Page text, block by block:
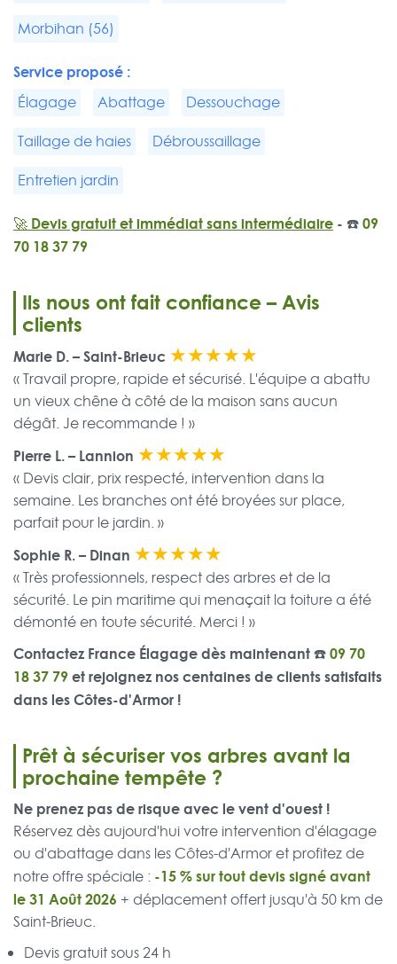
Morbihan (56)
Service proposé :
Élagage Abattage
Dessouchage
Taillage de haies
Débroussaillage
Entretien jardin
🚀 Devis gratuit et immédiat sans intermédiaire - ☎️09
70 18 37 79
Ils nous ont fait confiance – Avis
clients
Marie D. – Saint-Brieuc ★★★★★
« Travail propre, rapide et sécurisé. L'équipe a abattu
un vieux chêne à côté de la maison sans aucun
dégât. Je recommande ! »
Pierre L. – Lannion ★★★★★
« Devis clair, prix respecté, intervention dans la
semaine. Les branches ont été broyées sur place,
parfait pour le jardin. »
Sophie R. – Dinan ★★★★★
« Très professionnels, respect des arbres et de la
sécurité. Le pin maritime qui menaçait la toiture a été
démonté en toute sécurité. Merci ! »
Contactez France Élagage dès maintenant ☎️09 70
18 37 79et rejoignez nos centaines de clients satisfaits
dans les Côtes-d'Armor !
Prêt à sécuriser vos arbres avant la
prochaine tempête ?
Ne prenez pas de risque avec le vent d'ouest !
Réservez dès aujourd'hui votre intervention d'élagage
ou d'abattage dans les Côtes-d'Armor et profitez de
notre offre spéciale : -15 % sur tout devis signé avant
le 31 Août 2026 + déplacement offert jusqu'à 50 km de
Saint-Brieuc.
Devis gratuit sous 24 h